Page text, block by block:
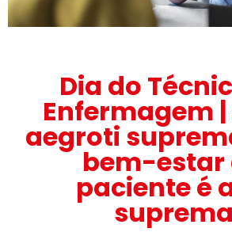
Dia do
Enfermagem
aegroti
bem-estar
paciente é
suprema